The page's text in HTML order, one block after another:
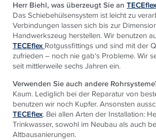
Herr Biehl, was überzeugt Sie an TECEflex
Das Schiebehülsensystem ist leicht zu
Verbindungen lassen sich bis zur
Handwerkszeug herstellen. Wir benutzen
TECEflex Rotgussfittings und sind mit der
zufrieden – noch nie gab‘s Probleme. Wir
seit mittlerweile sechs Jahren ein.
Verwenden Sie auch andere
Kaum. Lediglich bei der Reparatur von
benutzen wir noch Kupfer. Ansonsten
TECEflex. Bei allen Arten der Installation:
Trinkwasser, sowohl im Neubau als auch
Altbausanierungen.